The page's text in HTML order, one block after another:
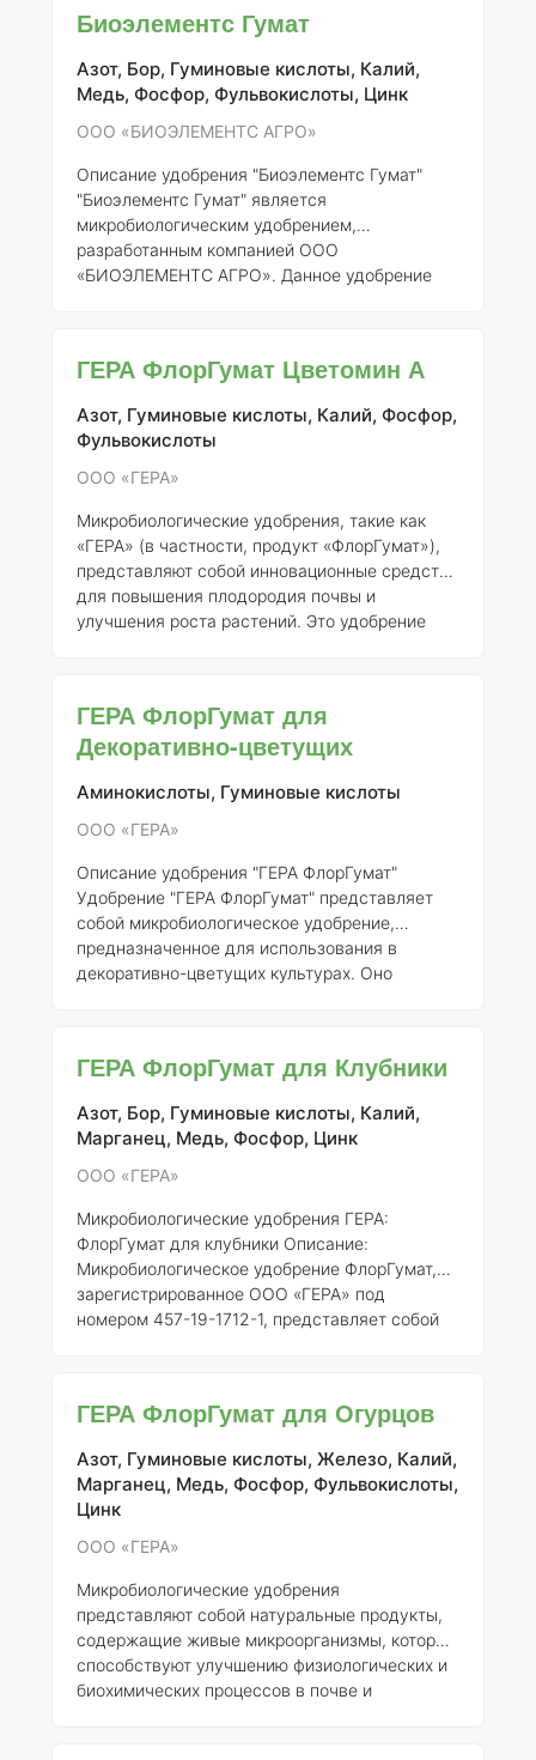
микроорганизмы, способствующие
процессов в почве и растениях.Состав и
концентрация элементовУдобрение
«Биоэлементс» включает в себя следующие
азотобактеры– способ
Биоэлементс Гумат
Азот, Бор, Гуминовые кислоты, Калий,
Медь, Фосфор, Фульвокислоты, Цинк
ООО «БИОЭЛЕМЕНТС АГРО»
Описание удобрения "Биоэлементс Гумат"
"Биоэлементс Гумат" является
микробиологическим удобрением,
разработанным компанией ООО
«БИОЭЛЕМЕНТС АГРО». Данное удобрение
фульвокислоты, а также ряд полезных
концентрацияОсновные компоненты
кислоты- 30% (в пересчете на сухое
Микроорганизмы- в том чис
ГЕРА ФлорГумат Цветомин А
Азот, Гуминовые кислоты, Калий, Фосфор,
Фульвокислоты
ООО «ГЕРА»
Микробиологические удобрения, такие как
«ГЕРА» (в частности, продукт «ФлорГумат»),
представляют собой инновационные средства
для повышения плодородия почвы и
улучшения роста растений. Это удобрение
комплексное микробиологическое удобрение,
содержащее живые микроорганизмы,
способствуют улучшению структуры почвы,
увеличению ее плодородия и стимуляции
удобре
ГЕРА ФлорГумат для
Декоративно-цветущих
Аминокислоты, Гуминовые кислоты
ООО «ГЕРА»
Описание удобрения "ГЕРА ФлорГумат"
Удобрение "ГЕРА ФлорГумат" представляет
собой микробиологическое удобрение,
предназначенное для использования в
декоративно-цветущих культурах. Оно
гуминовые вещества, которые способствуют
устойчивости к стрессовым условиям и
увеличению урожайности.Состав и
концентрация элементов
1.Гу
ГЕРА ФлорГумат для Клубники
Азот, Бор, Гуминовые кислоты, Калий,
Марганец, Медь, Фосфор, Цинк
ООО «ГЕРА»
Микробиологические удобрения ГЕРА:
ФлорГумат для клубники Описание:
Микробиологическое удобрение ФлорГумат,
зарегистрированное ООО «ГЕРА» под
номером 457-19-1712-1, представляет собой
улучшения роста и развития растений, а
неблагоприятным условиям. Состав
элементов и концентрация:ФлорГумат
Азот (N): 3,0% 2.
ГЕРА ФлорГумат для Огурцов
Азот, Гуминовые кислоты, Железо, Калий,
Марганец, Медь, Фосфор, Фульвокислоты,
Цинк
ООО «ГЕРА»
Микробиологические удобрения
представляют собой натуральные продукты,
содержащие живые микроорганизмы, которые
способствуют улучшению физиологических и
биохимических процессов в почве и